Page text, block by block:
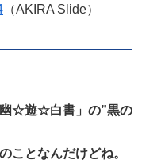
（AKIRA Slide）
幽☆遊☆白書」の”黒の
ことなんだけどね。